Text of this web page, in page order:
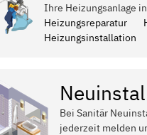
Ihre Heizungsanlage
Heizungsreparatur
Heizungsinstallation
Bei Sanitär
jederzeit melden